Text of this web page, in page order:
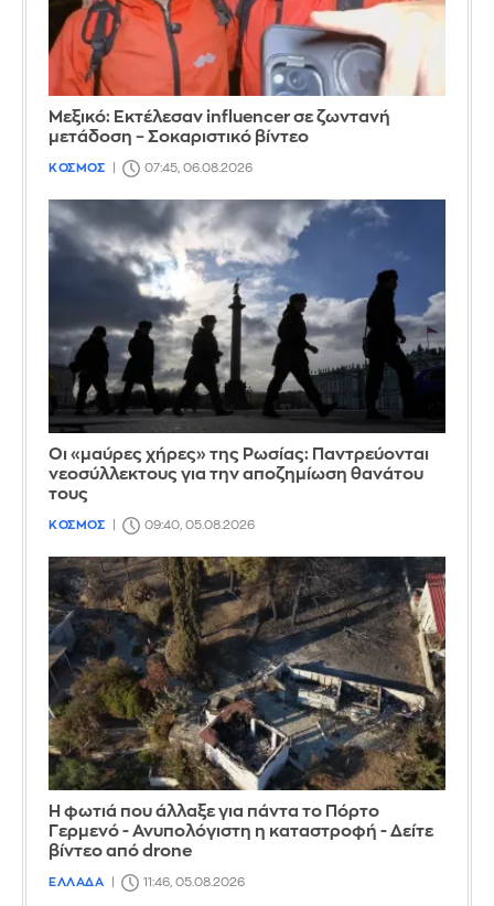
Μεξικό: Εκτέλεσαν influencer σε ζωντανή
μετάδοση – Σοκαριστικό βίντεο
ΚΟΣΜΟΣ 07:45, 06.08.2026
Οι «μαύρες χήρες» της Ρωσίας: Παντρεύονται
νεοσύλλεκτους για την αποζημίωση θανάτου
τους
ΚΟΣΜΟΣ 09:40, 05.08.2026
Η φωτιά που άλλαξε για πάντα το Πόρτο
Γερμενό - Ανυπολόγιστη η καταστροφή - Δείτε
βίντεο από drone
ΕΛΛΑΔΑ 11:46, 05.08.2026